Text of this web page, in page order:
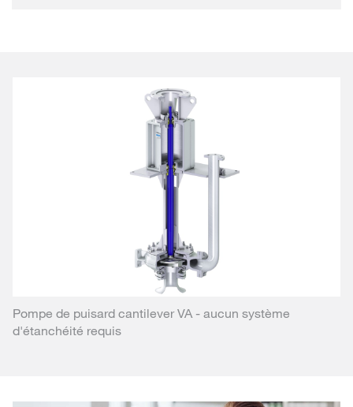
Pompe de puisard cantilever VA - aucun système
d'étanchéité requis